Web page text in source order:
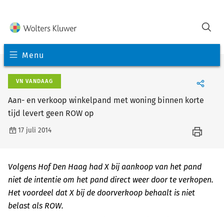
Menu
VN VANDAAG
Aan- en verkoop winkelpand met woning binnen korte
tijd levert geen ROW op
17 juli 2014
Volgens Hof Den Haag had X bij aankoop van het pand
niet de intentie om het pand direct weer door te verkopen.
Het voordeel dat X bij de doorverkoop behaalt is niet
belast als ROW.